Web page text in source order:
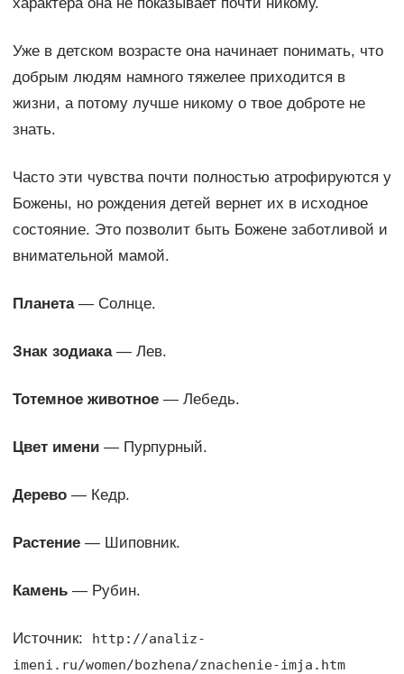
Уже в детском возрасте она начинает понимать, что
добрым людям намного тяжелее приходится в
жизни, а потому лучше никому о твое доброте не
знать.
Часто эти чувства почти полностью атрофируются у
Божены, но рождения детей вернет их в исходное
состояние. Это позволит быть Божене заботливой и
внимательной мамой.
Планета— Солнце.
Знак зодиака— Лев.
Тотемное животное— Лебедь.
Цвет имени— Пурпурный.
Дерево— Кедр.
Растение— Шиповник.
Камень— Рубин.
Источник:
http://analiz-
imeni.ru/women/bozhena/znachenie-imja.htm